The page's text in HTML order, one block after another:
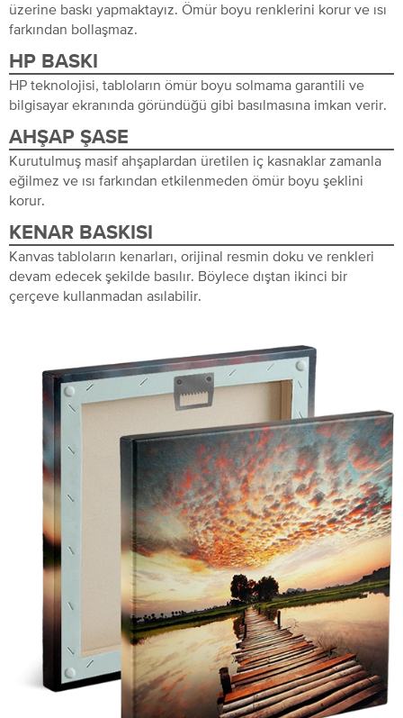
üzerine baskı yapmaktayız. Ömür boyu renklerini korur ve ısı
farkından bollaşmaz.
HP BASKI
HP teknolojisi, tabloların ömür boyu solmama garantili ve
bilgisayar ekranında göründüğü gibi basılmasına imkan verir.
AHŞAP ŞASE
Kurutulmuş masif ahşaplardan üretilen iç kasnaklar zamanla
eğilmez ve ısı farkından etkilenmeden ömür boyu şeklini
korur.
KENAR BASKISI
Kanvas tabloların kenarları, orijinal resmin doku ve renkleri
devam edecek şekilde basılır. Böylece dıştan ikinci bir
çerçeve kullanmadan asılabilir.